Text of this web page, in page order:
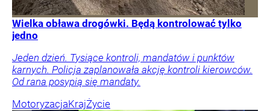
Wielka obława drogówki. Będą kontrolować tylko
jedno
Jeden dzień. Tysiące kontroli, mandatów i punktów
karnych. Policja zaplanowała akcję kontroli kierowców.
Od rana posypią się mandaty.
MotoryzacjaKrajŻycie